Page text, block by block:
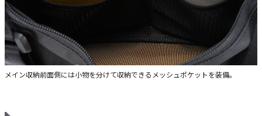
メイン収納前面側には小物を分けて収納できるメッシュポケットを装備。